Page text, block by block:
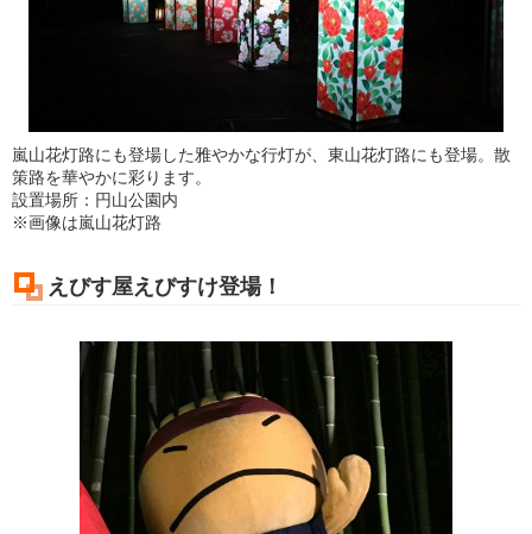
嵐山花灯路にも登場した雅やかな行灯が、東山花灯路にも登場。散
策路を華やかに彩ります。
設置場所：円山公園内
※画像は嵐山花灯路
えびす屋えびすけ登場！